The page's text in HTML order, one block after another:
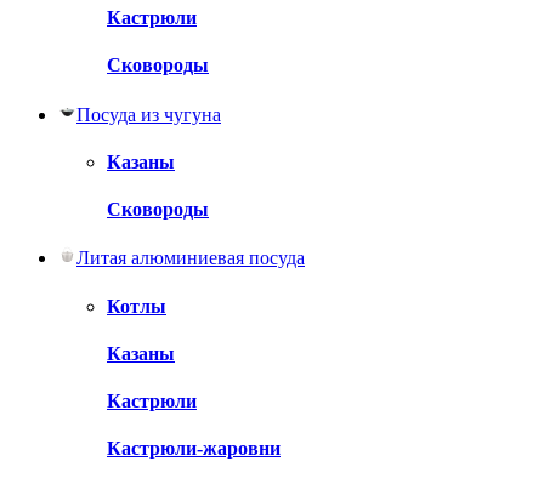
Кастрюли
Сковороды
Посуда из чугуна
Казаны
Сковороды
Литая алюминиевая посуда
Котлы
Казаны
Кастрюли
Кастрюли-жаровни